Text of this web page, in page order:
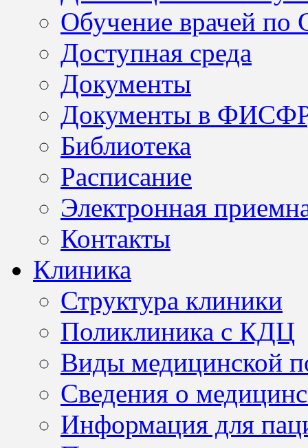
Обучение врачей по
Доступная среда
Документы
Документы в
Библиотека
Расписание
Электронная
Контакты
Клиника
Структура клиники
Поликлиника с КДЦ
Виды медицинской
Сведения о
Информация для